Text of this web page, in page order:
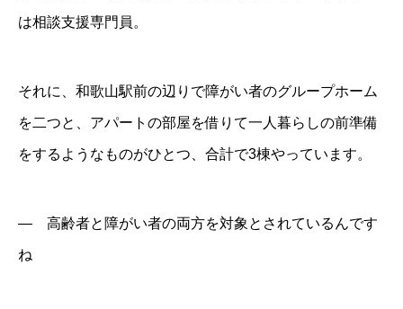
は相談支援専門員。
それに、和歌山駅前の辺りで障がい者のグループホーム
を二つと、アパートの部屋を借りて一人暮らしの前準備
をするようなものがひとつ、合計で3棟やっています。
― 高齢者と障がい者の両方を対象とされているんです
ね